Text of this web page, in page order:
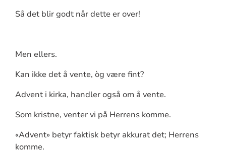
Så det blir godt når dette er over!
Men ellers.
Kan ikke det å vente, òg være fint?
Advent i kirka, handler også om å vente.
Som kristne, venter vi på Herrens komme.
«Advent» betyr faktisk betyr akkurat det; Herrens
komme.